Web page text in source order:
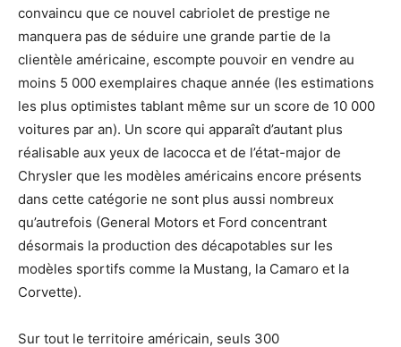
convaincu que ce nouvel cabriolet de prestige ne
manquera pas de séduire une grande partie de la
clientèle américaine, escompte pouvoir en vendre au
moins 5 000 exemplaires chaque année (les estimations
les plus optimistes tablant même sur un score de 10 000
voitures par an). Un score qui apparaît d’autant plus
réalisable aux yeux de Iacocca et de l’état-major de
Chrysler que les modèles américains encore présents
dans cette catégorie ne sont plus aussi nombreux
qu’autrefois (General Motors et Ford concentrant
désormais la production des décapotables sur les
modèles sportifs comme la Mustang, la Camaro et la
Corvette).
Sur tout le territoire américain, seuls 300